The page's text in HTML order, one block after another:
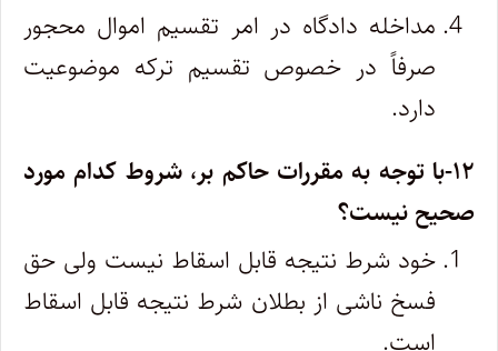
مداخله دادگاه در امر تقسیم اموال محجور
صرفاً در خصوص تقسیم ترکه موضوعیت
دارد.
۱۲-با توجه به مقررات حاکم بر، شروط کدام مورد
صحیح نیست؟
خود شرط نتیجه قابل اسقاط نیست ولی حق
فسخ ناشی از بطلان شرط نتیجه قابل اسقاط
است.